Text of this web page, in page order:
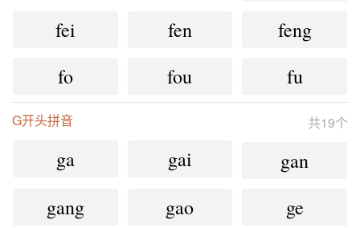
fei
fen
feng
fo
fou fu
共19个
G开头拼音
ga gai
gan
gang
gao
ge